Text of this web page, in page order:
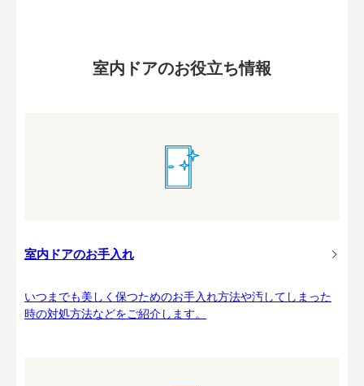
室内ドアのお役立ち情報
室内ドアのお手入れ
いつまでも美しく保つためのお手入れ方法や汚してしまった
時の対処方法などをご紹介します。